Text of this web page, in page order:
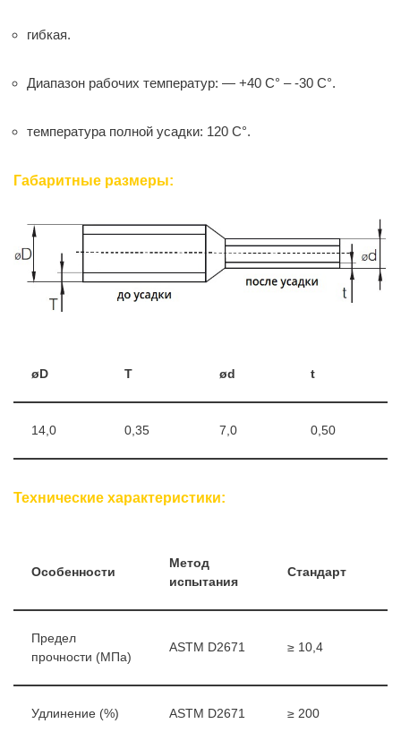
гибкая.
Диапазон рабочих температур: — +40 C° – -30 C°.
температура полной усадки: 120 C°.
Габаритные размеры:
øD T ød t
14,0 0,35 7,0 0,50
Технические характеристики:
Особенности
Метод
испытания
Стандарт
Предел
прочности (МПа)
ASTM D2671 ≥ 10,4
Удлинение (%) ASTM D2671 ≥ 200